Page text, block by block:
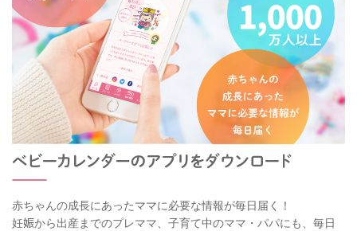
赤ちゃんの成長にあったママに必要な情報が毎日届く！
妊娠から出産までのプレママ、子育て中のママ・パパにも、毎日